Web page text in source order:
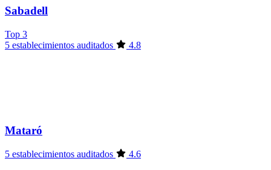
Sabadell
Top 3
5 establecimientos auditados
4.8
Mataró
5 establecimientos auditados 4.6